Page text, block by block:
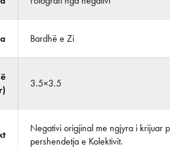
Bardhë e Zi
3.5×3.5
Negativi origjinal me ngjyra i krijuar
pershendetja e Kolektivit.